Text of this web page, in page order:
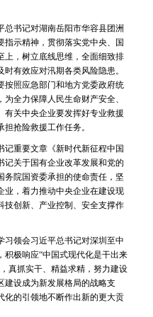
书记对湖南岳阳市华容县团洲
示精神，贯彻落实党中央、国
上，树立底线思维，全面细致排
有效应对汛期各类风险隐患。
按照应急部门和地方党委政府统
全力保障人民生命财产安全、
有关中央企业要发挥好专业救援
抢险救援工作任务。
重要文章《新时代新征程中国
记关于国有企业改革发展和党的
务院国资委承担的使命责任，坚
业，着力推动中央企业在建设现
技创新、产业控制、安全支撑作
领会习近平总书记对深圳至中
积极响应“中国式现代化是干出来
真抓实干、精益求精，努力建设
建设成为新发展格局的战略支
化的引领地不断作出新的更大贡